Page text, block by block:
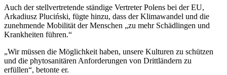
Auch der stellvertretende ständige Vertreter Polens bei der EU,
Arkadiusz Pluciński, fügte hinzu, dass der Klimawandel und die
zunehmende Mobilität der Menschen „zu mehr Schädlingen und
Krankheiten führen.“
„Wir müssen die Möglichkeit haben, unsere Kulturen zu schützen
und die phytosanitären Anforderungen von Drittländern zu
erfüllen“, betonte er.